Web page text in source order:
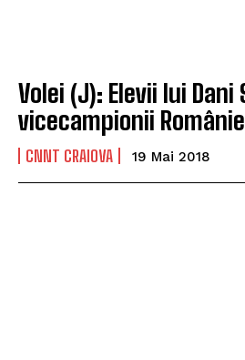
Volei (J): Elevii lui
vicecampionii
CNNT CRAIOVA 19 Mai 2018